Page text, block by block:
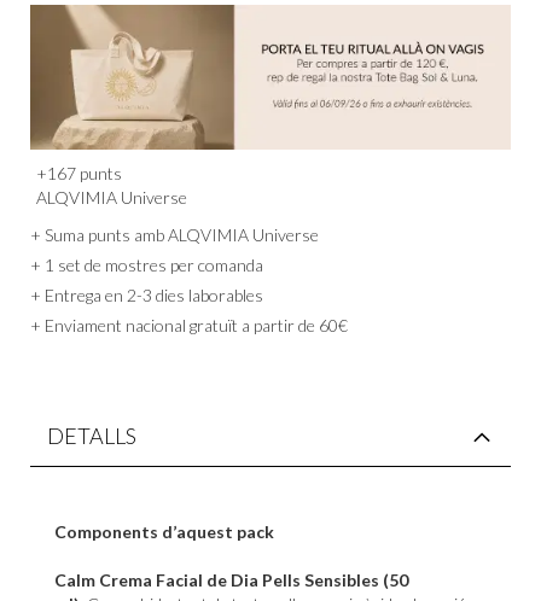
+167 punts
ALQVIMIA Universe
+ Suma punts amb ALQVIMIA Universe
+ 1 set de mostres per comanda
+ Entrega en 2-3 dies laborables
+ Enviament nacional gratuït a partir de 60€
DETALLS
Components d’aquest pack
Calm Crema Facial de Dia Pells Sensibles (50